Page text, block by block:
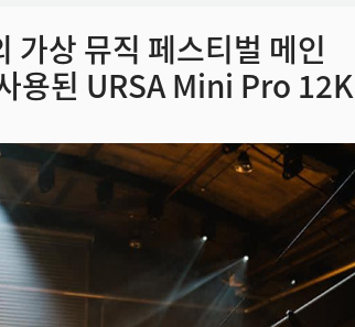
가상 뮤직 페스티벌 메인
용된 URSA Mini Pro 12K